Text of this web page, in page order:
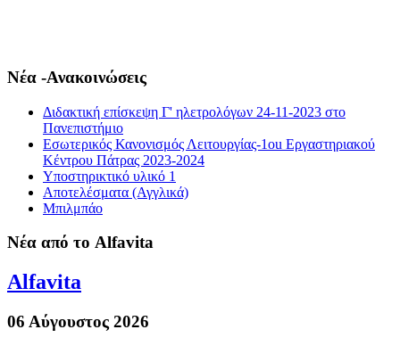
Νέα -Ανακοινώσεις
Διδακτική επίσκεψη Γ' ηλετρολόγων 24-11-2023 στο
Πανεπιστήμιο
Εσωτερικός Κανονισμός Λειτουργίας-1οu Εργαστηριακού
Κέντρου Πάτρας 2023-2024
Υποστηρικτικό υλικό 1
Αποτελέσματα (Αγγλικά)
Μπιλμπάο
Νέα από το Alfavita
Alfavita
06 Αύγουστος 2026